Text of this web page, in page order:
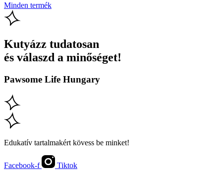
Minden termék
Kutyázz tudatosan
és válaszd a minőséget!
Pawsome Life Hungary
Edukatív tartalmakért kövess be minket!
Facebook-f
Tiktok